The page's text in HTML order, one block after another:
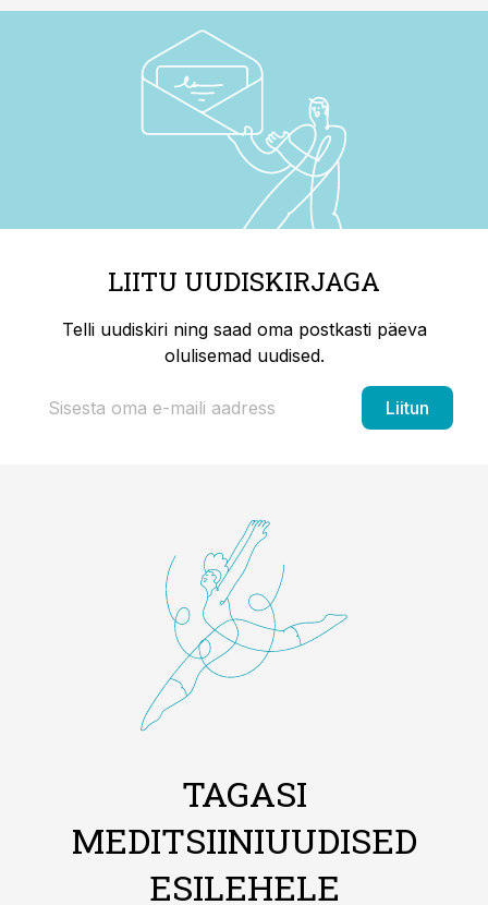
LIITU UUDISKIRJAGA
Telli uudiskiri ning saad oma postkasti päeva
olulisemad uudised.
Liitun
TAGASI
MEDITSIINIUUDISED
ESILEHELE